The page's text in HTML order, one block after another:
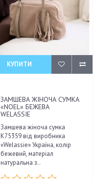
КУПИТИ
ЗАМШЕВА ЖІНОЧА СУМКА
«NOEL» БЕЖЕВА
WELASSIE
Замшева жіноча сумка
К75359 від виробника
«Welassie» Україна, колір
бежевий, матеріал
натуральна з..